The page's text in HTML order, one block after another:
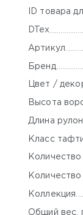
ID товара
DTex
Артикул
Бренд
Цвет /
Высота
Длина
Класс
Количество
Коллекция
Общий вес,